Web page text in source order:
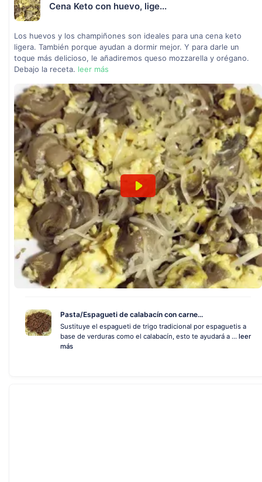
Cena Keto con huevo, lige...
Los huevos y los champiñones son ideales para una cena keto
ligera. También porque ayudan a dormir mejor. Y para darle un
toque más delicioso, le añadiremos queso mozzarella y orégano.
Debajo la receta. leer más
Pasta/Espagueti de calabacín con carne...
Sustituye el espagueti de trigo tradicional por espaguetis a
base de verduras como el calabacín, esto te ayudará a ... leer
más